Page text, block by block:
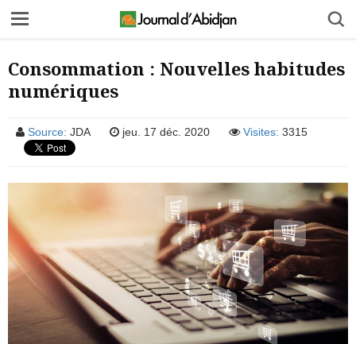
Consommation : Nouvelles habitudes
numériques
Source: JDA jeu. 17 déc. 2020 Visites: 3315